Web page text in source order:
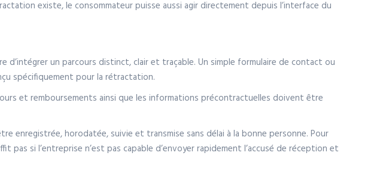
existe, le consommateur puisse aussi agir directement depuis l’interface du
un parcours distinct, clair et traçable. Un simple formulaire de contact ou
spécifiquement pour la rétractation.
et remboursements ainsi que les informations précontractuelles doivent être
enregistrée, horodatée, suivie et transmise sans délai à la bonne personne. Pour
si l’entreprise n’est pas capable d’envoyer rapidement l’accusé de réception et